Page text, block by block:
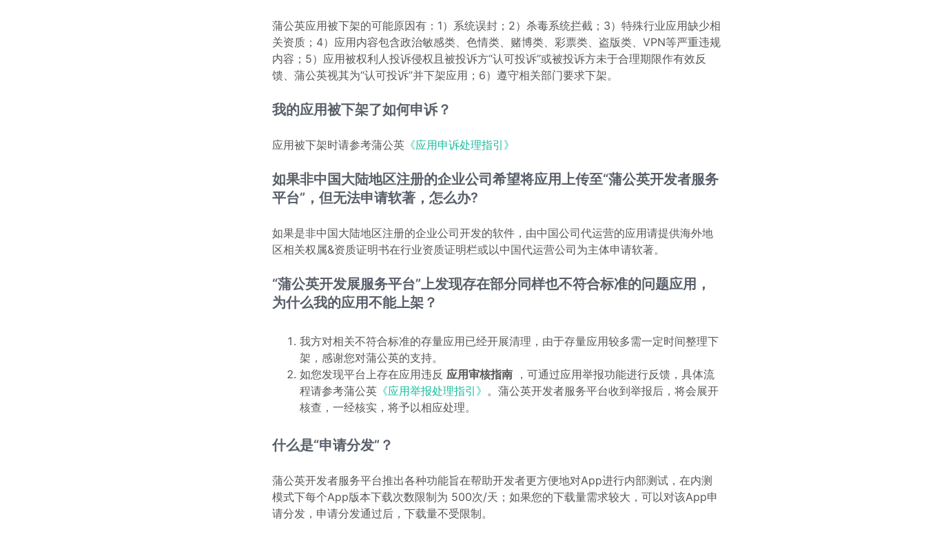
蒲公英应用被下架的可能原因有：1）系统误封；2）杀毒系统拦截；3）特殊行业应用缺少相
关资质；4）应用内容包含政治敏感类、色情类、赌博类、彩票类、盗版类、VPN等严重违规
内容；5）应用被权利人投诉侵权且被投诉方“认可投诉”或被投诉方未于合理期限作有效反
馈、蒲公英视其为“认可投诉”并下架应用；6）遵守相关部门要求下架。
我的应用被下架了如何申诉？
应用被下架时请参考蒲公英《应用申诉处理指引》
如果非中国大陆地区注册的企业公司希望将应用上传至“蒲公英开发者服务
平台”，但无法申请软著，怎么办?
如果是非中国大陆地区注册的企业公司开发的软件，由中国公司代运营的应用请提供海外地
区相关权属&资质证明书在行业资质证明栏或以中国代运营公司为主体申请软著。
“蒲公英开发展服务平台”上发现存在部分同样也不符合标准的问题应用，
为什么我的应用不能上架？
我方对相关不符合标准的存量应用已经开展清理，由于存量应用较多需一定时间整理下
架，感谢您对蒲公英的支持。
如您发现平台上存在应用违反 应用审核指南，可通过应用举报功能进行反馈，具体流
程请参考蒲公英《应用举报处理指引》 。蒲公英开发者服务平台收到举报后，将会展开
核查，一经核实，将予以相应处理。
什么是“申请分发”？
蒲公英开发者服务平台推出各种功能旨在帮助开发者更方便地对App进行内部测试，在内测
模式下每个App版本下载次数限制为 500次/天；如果您的下载量需求较大，可以对该App申
请分发，申请分发通过后，下载量不受限制。